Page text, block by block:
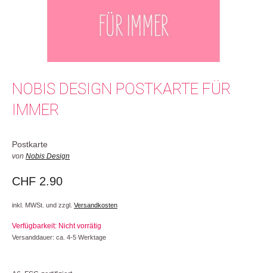
NOBIS DESIGN POSTKARTE FÜR
IMMER
Postkarte
von Nobis Design
CHF 2.90
inkl. MWSt. und zzgl. Versandkosten
Verfügbarkeit: Nicht vorrätig
Versanddauer: ca. 4-5 Werktage